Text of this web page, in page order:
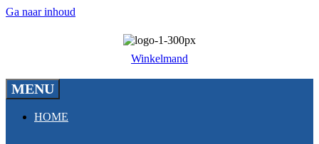
Ga naar inhoud
Winkelmand
MENU
HOME